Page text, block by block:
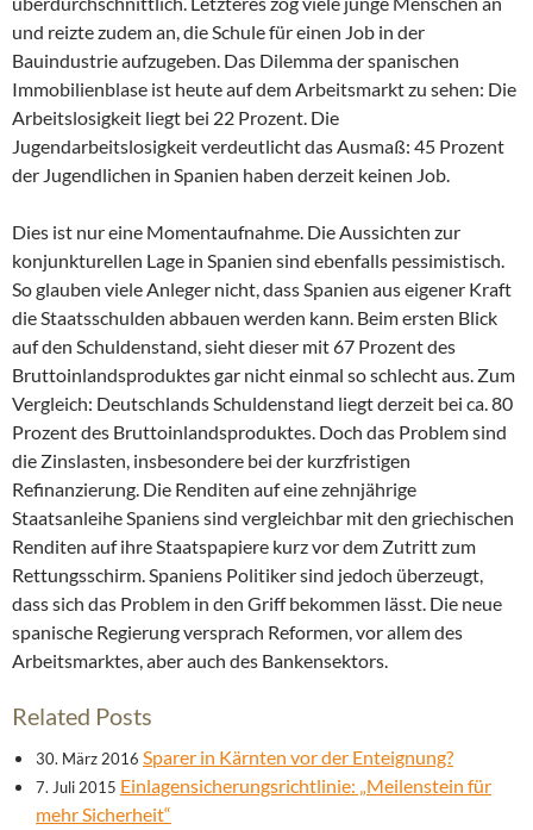
und reizte zudem an, die Schule für einen Job in der
Bauindustrie aufzugeben. Das Dilemma der spanischen
Immobilienblase ist heute auf dem Arbeitsmarkt zu sehen: Die
Arbeitslosigkeit liegt bei 22 Prozent. Die
Jugendarbeitslosigkeit verdeutlicht das Ausmaß: 45 Prozent
der Jugendlichen in Spanien haben derzeit keinen Job.
Dies ist nur eine Momentaufnahme. Die Aussichten zur
konjunkturellen Lage in Spanien sind ebenfalls pessimistisch.
So glauben viele Anleger nicht, dass Spanien aus eigener Kraft
die Staatsschulden abbauen werden kann. Beim ersten Blick
auf den Schuldenstand, sieht dieser mit 67 Prozent des
Bruttoinlandsproduktes gar nicht einmal so schlecht aus. Zum
Vergleich: Deutschlands Schuldenstand liegt derzeit bei ca. 80
Prozent des Bruttoinlandsproduktes. Doch das Problem sind
die Zinslasten, insbesondere bei der kurzfristigen
Refinanzierung. Die Renditen auf eine zehnjährige
Staatsanleihe Spaniens sind vergleichbar mit den griechischen
Renditen auf ihre Staatspapiere kurz vor dem Zutritt zum
Rettungsschirm. Spaniens Politiker sind jedoch überzeugt,
dass sich das Problem in den Griff bekommen lässt. Die neue
spanische Regierung versprach Reformen, vor allem des
Arbeitsmarktes, aber auch des Bankensektors.
Related Posts
30. März 2016 Sparer in Kärnten vor der Enteignung?
7. Juli 2015 Einlagensicherungsrichtlinie: „Meilenstein für
mehr Sicherheit“